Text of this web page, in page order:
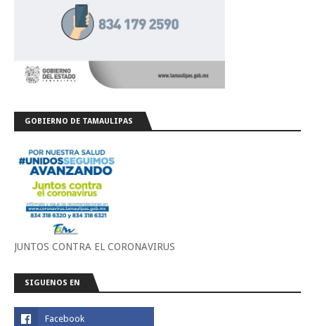
GOBIERNO DE TAMAULIPAS
JUNTOS CONTRA EL CORONAVIRUS
SIGUENOS EN